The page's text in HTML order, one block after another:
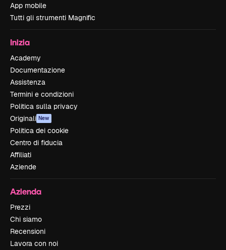
App mobile
Tutti gli strumenti Magnific
Inizia
Academy
Documentazione
Assistenza
Termini e condizioni
Politica sulla privacy
Originali New
Politica dei cookie
Centro di fiducia
Affiliati
Aziende
Azienda
Prezzi
Chi siamo
Recensioni
Lavora con noi